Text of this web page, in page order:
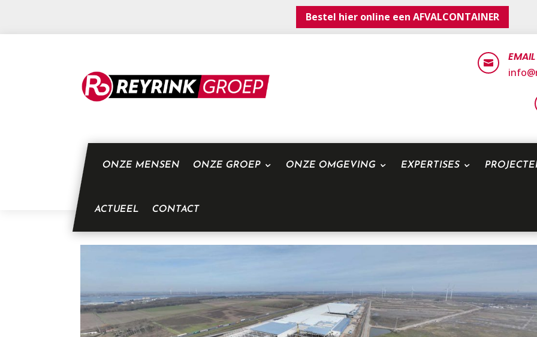
Bestel hier online een AFVALCONTAINER
 EMAIL
ONZE MENSEN ONZE GROEP ONZE OMGEVING EXPERTISES
ACTUEEL CONTACT